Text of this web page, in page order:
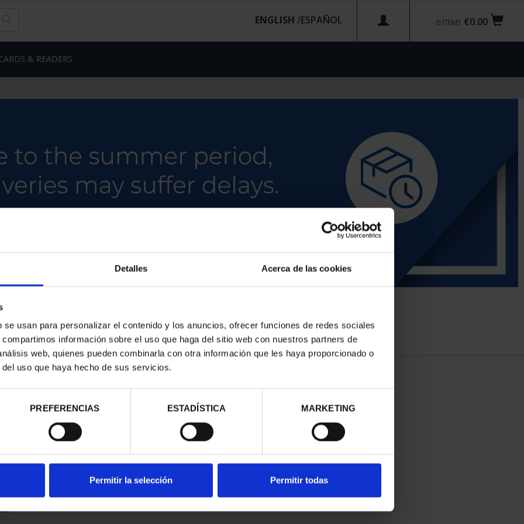
Detalles Acerca de las cookies
usan para personalizar el contenido y los anuncios, ofrecer funciones de redes sociales
información sobre el uso que haga del sitio web con nuestros partners de
web, quienes pueden combinarla con otra información que les haya proporcionado o
uso que haya hecho de sus servicios.
PREFERENCIAS ESTADÍSTICA MARKETING
Permitir la selección Permitir todas
€0.00
0 ITEMS
ENGLISH /
& READERS